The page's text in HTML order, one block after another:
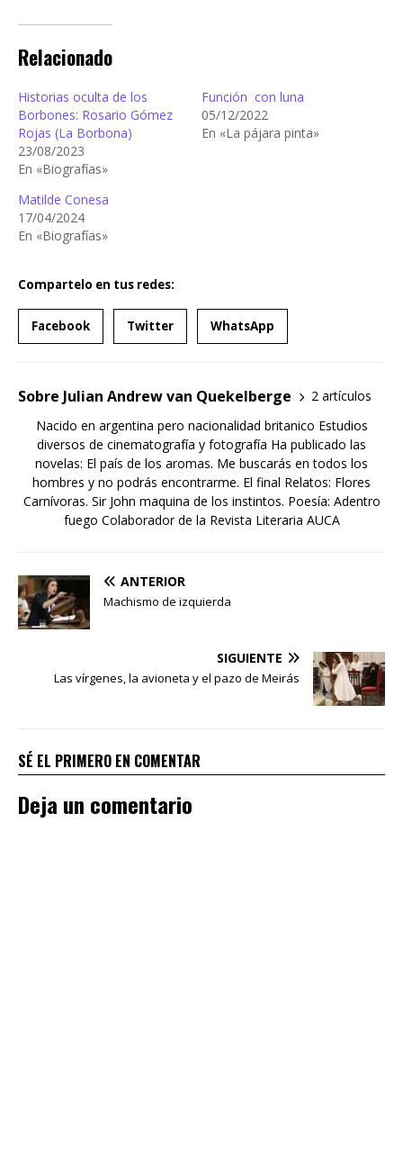
Relacionado
Historias oculta de los
Borbones: Rosario Gómez
Rojas (La Borbona)
23/08/2023
En «Biografías»
Función con luna
05/12/2022
En «La pájara pinta»
Matilde Conesa
17/04/2024
En «Biografías»
Compartelo en tus redes:
Facebook Twitter WhatsApp
Sobre Julian Andrew van Quekelberge
2 artículos
Nacido en argentina pero nacionalidad britanico Estudios
diversos de cinematografía y fotografía Ha publicado las
novelas: El país de los aromas. Me buscarás en todos los
hombres y no podrás encontrarme. El final Relatos: Flores
Carnívoras. Sir John maquina de los instintos. Poesía: Adentro
fuego Colaborador de la Revista Literaria AUCA
ANTERIOR
Machismo de izquierda
SIGUIENTE
Las vírgenes, la avioneta y el pazo de Meirás
SÉ EL PRIMERO EN COMENTAR
Deja un comentario